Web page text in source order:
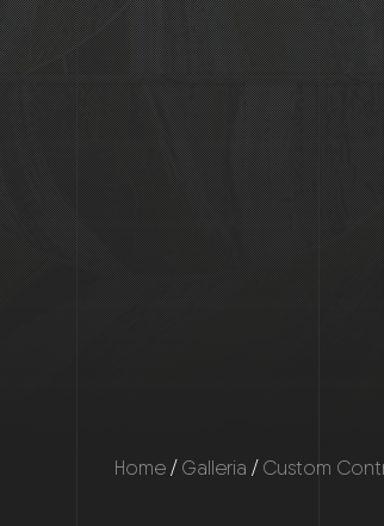
Home/Galleria /Custom